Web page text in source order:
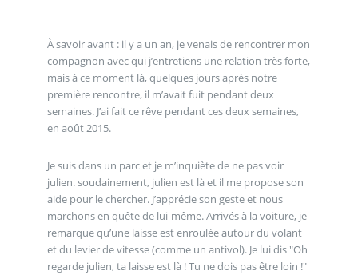
À savoir avant : il y a un an, je venais de rencontrer mon
compagnon avec qui j’entretiens une relation très forte,
mais à ce moment là, quelques jours après notre
première rencontre, il m’avait fuit pendant deux
semaines. J’ai fait ce rêve pendant ces deux semaines,
en août 2015.
Je suis dans un parc et je m’inquiète de ne pas voir
julien. soudainement, julien est là et il me propose son
aide pour le chercher. J’apprécie son geste et nous
marchons en quête de lui-même. Arrivés à la voiture, je
remarque qu’une laisse est enroulée autour du volant
et du levier de vitesse (comme un antivol). Je lui dis "Oh
regarde julien, ta laisse est là ! Tu ne dois pas être loin !"